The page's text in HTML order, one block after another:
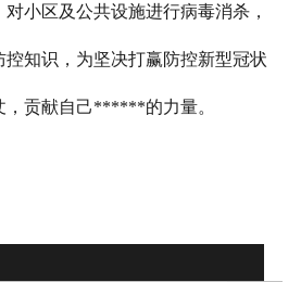
小区及公共设施进行病毒消杀，
控知识，为坚决打赢防控新型冠状
，贡献自己******的力量。